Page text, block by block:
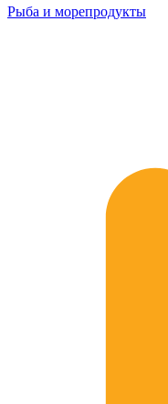
Рыба и морепродукты